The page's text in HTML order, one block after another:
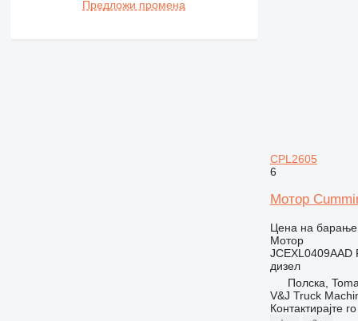
G-series
Предложи промена
CPL2605
6
Мотор
Цена на барање
Мотор
JCEXL0409AAD
дизел
Полска,
V&J Truck
Контактирајте